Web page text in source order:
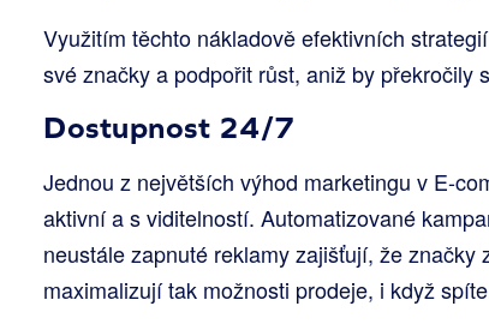
Využitím těchto nákladově efektivních
své značky a podpořit růst, aniž by překročily
Dostupnost 24/7
Jednou z největších výhod marketingu v E-
aktivní a s viditelností. Automatizované
neustále zapnuté reklamy zajišťují, že
maximalizují tak možnosti prodeje, i když